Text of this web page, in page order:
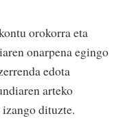
orokorra eta
onarpena egingo
edota
arteko
dituzte.